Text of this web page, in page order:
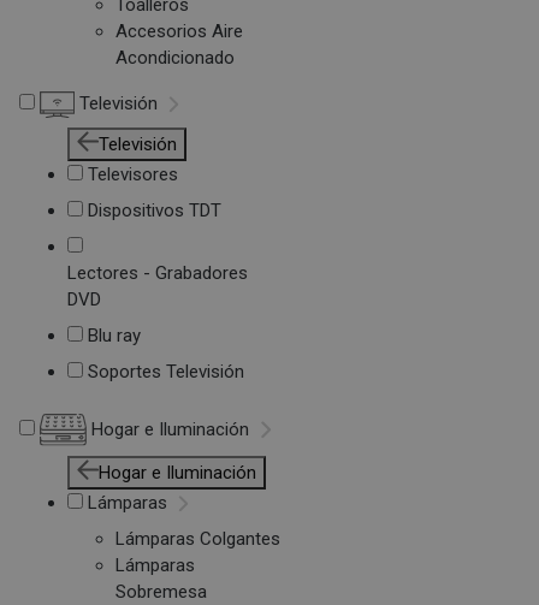
Toalleros
Accesorios Aire
Acondicionado
Televisión
Televisión
Televisores
Dispositivos TDT
Lectores - Grabadores
DVD
Blu ray
Soportes Televisión
Hogar e Iluminación
Hogar e Iluminación
Lámparas
Lámparas Colgantes
Lámparas
Sobremesa